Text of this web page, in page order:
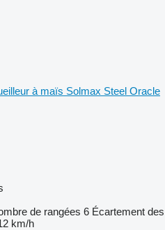
à maïs Solmax Steel Oracle
de rangées 6 Écartement des
km/h